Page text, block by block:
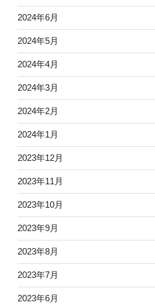
2024年6月
2024年5月
2024年4月
2024年3月
2024年2月
2024年1月
2023年12月
2023年11月
2023年10月
2023年9月
2023年8月
2023年7月
2023年6月